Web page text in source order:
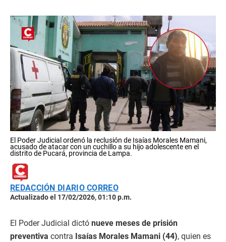
El Poder Judicial ordenó la reclusión de Isaías Morales Mamani,
acusado de atacar con un cuchillo a su hijo adolescente en el
distrito de Pucará, provincia de Lampa.
REDACCIÓN DIARIO CORREO
Actualizado el 17/02/2026, 01:10 p.m.
El Poder Judicial dictó nueve meses de prisión
preventiva contra Isaías Morales Mamani (44), quien es